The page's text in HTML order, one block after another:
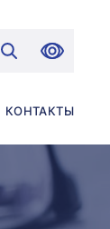
КОНТАКТЫ